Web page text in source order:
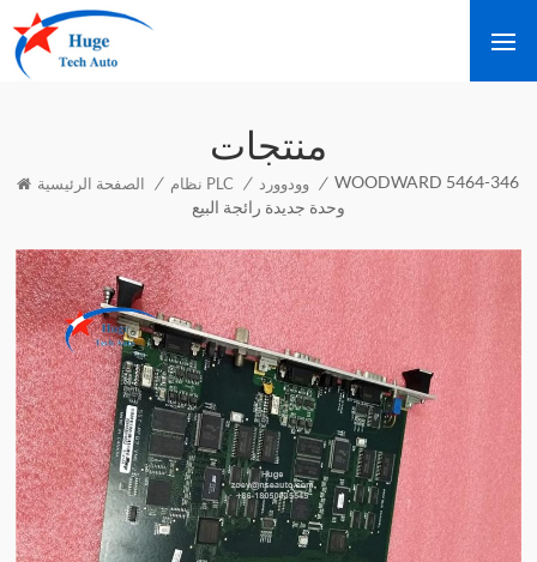
منتجات
الصفحة الرئيسية / نظام PLC / وودوورد / WOODWARD 5464-346
وحدة جديدة رائجة البيع